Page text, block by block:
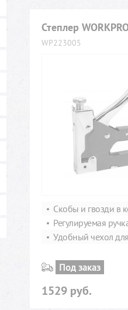
Степлер
WP223005
Скобы и гвозди в
Регулируемая
Удобный чехол
Под заказ
1529 руб.